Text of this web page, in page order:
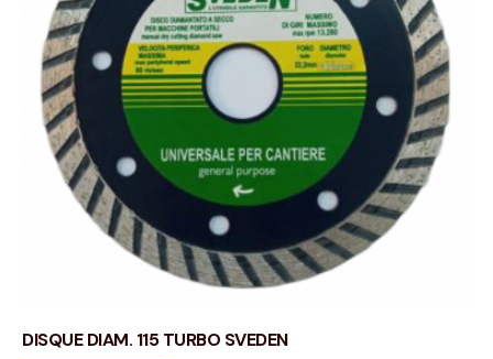
DISQUE DIAM. 115 TURBO SVEDEN